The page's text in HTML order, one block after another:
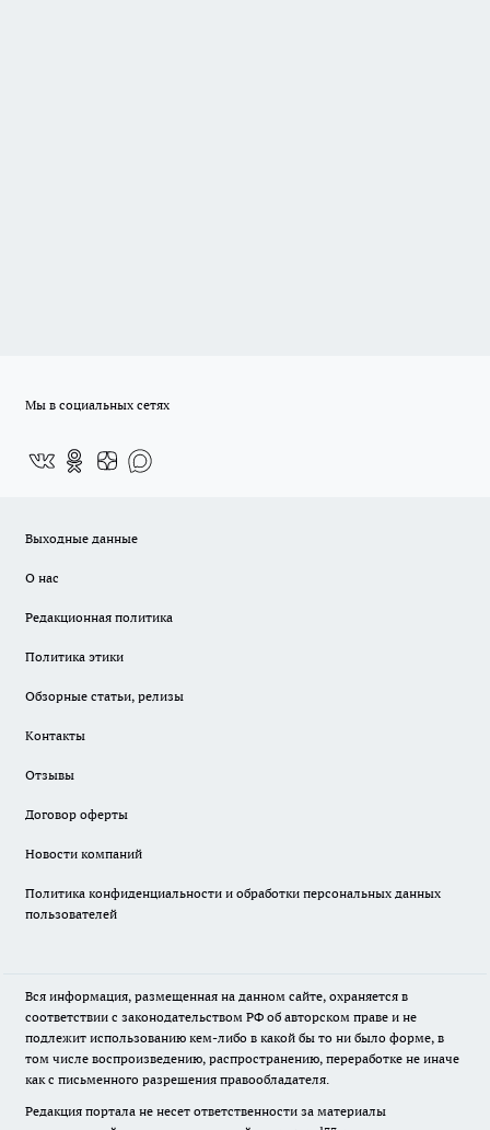
Мы в социальных сетях
Выходные данные
О нас
Редакционная политика
Политика этики
Обзорные статьи, релизы
Контакты
Отзывы
Договор оферты
Новости компаний
Политика конфиденциальности и обработки персональных данных
пользователей
Вся информация, размещенная на данном сайте, охраняется в
соответствии с законодательством РФ об авторском праве и не
подлежит использованию кем-либо в какой бы то ни было форме, в
том числе воспроизведению, распространению, переработке не иначе
как с письменного разрешения правообладателя.
Редакция портала не несет ответственности за материалы